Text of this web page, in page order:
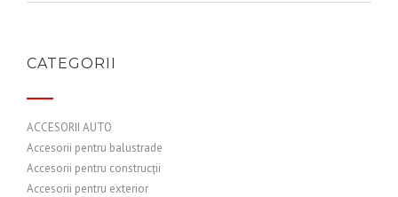
CATEGORII
ACCESORII AUTO
Accesorii pentru balustrade
Accesorii pentru construcții
Accesorii pentru exterior